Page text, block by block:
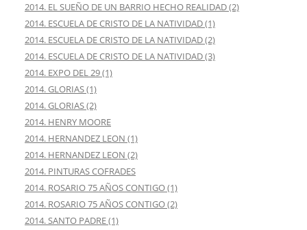
2014. EL SUEÑO DE UN BARRIO HECHO REALIDAD (2)
2014. ESCUELA DE CRISTO DE LA NATIVIDAD (1)
2014. ESCUELA DE CRISTO DE LA NATIVIDAD (2)
2014. ESCUELA DE CRISTO DE LA NATIVIDAD (3)
2014. EXPO DEL 29 (1)
2014. GLORIAS (1)
2014. GLORIAS (2)
2014. HENRY MOORE
2014. HERNANDEZ LEON (1)
2014. HERNANDEZ LEON (2)
2014. PINTURAS COFRADES
2014. ROSARIO 75 AÑOS CONTIGO (1)
2014. ROSARIO 75 AÑOS CONTIGO (2)
2014. SANTO PADRE (1)